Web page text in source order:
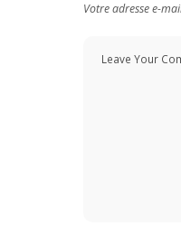
Votre adresse e-